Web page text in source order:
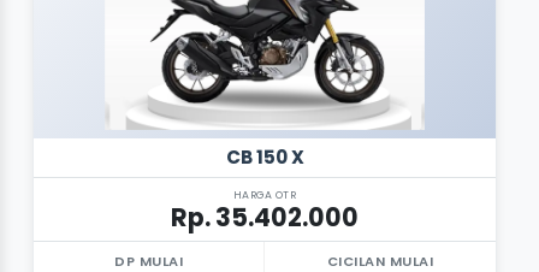
CB 150 X
HARGA OTR
Rp. 35.402.000
DP MULAI CICILAN MULAI